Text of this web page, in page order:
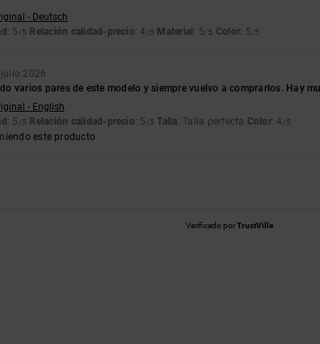
- Deutsch
: 5 /5 Relación calidad-precio: 4 /5 Material : 5/5 Color: 5/5
2026
varios pares de este modelo y siempre vuelvo a comprarlos. Hay
- English
: 5 /5 Relación calidad-precio: 5 /5 Talla: Talla perfecta Color: 4 /5
este producto
Verificado porTrustVille